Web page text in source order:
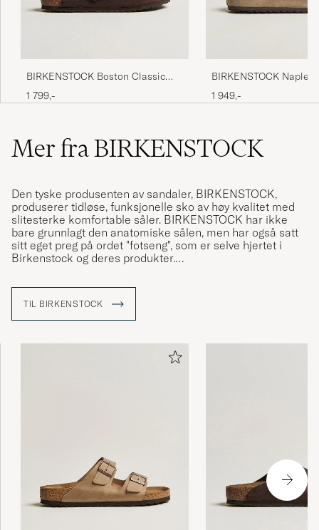
BIRKENSTOCK Boston Classic
Footbed Habana Oiled Leather
1 799,-
BIRKENSTOCK Naples
Suede
1 949,-
Mer fra BIRKENSTOCK
Den tyske produsenten av sandaler, BIRKENSTOCK,
produserer tidløse, funksjonelle sko av høy kvalitet med
slitesterke komfortable såler. BIRKENSTOCK har ikke
bare grunnlagt den anatomiske sålen, men har også satt
sitt eget preg på ordet "fotseng", som er selve hjertet i
Birkenstock og deres produkter.
BIRKENSTOCK ble grunnlagt i 1774 av Johann Adam
fabrikker i Tyskland. BIRKENSTOCKs fotsenger er bygget
opp av naturkork noe som gjør skoene både komfortable
TIL BIRKENSTOCK